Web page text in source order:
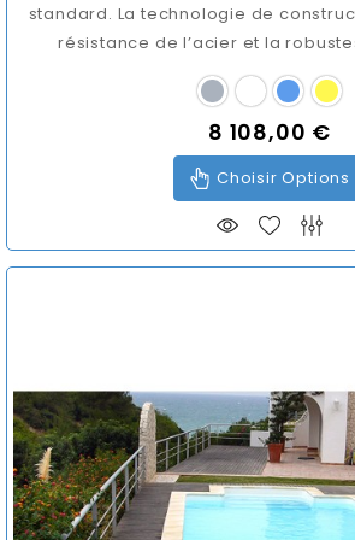
standard. La technologie de
résistance de l’acier et la
Prix
8 108,00 €
Choisir Options